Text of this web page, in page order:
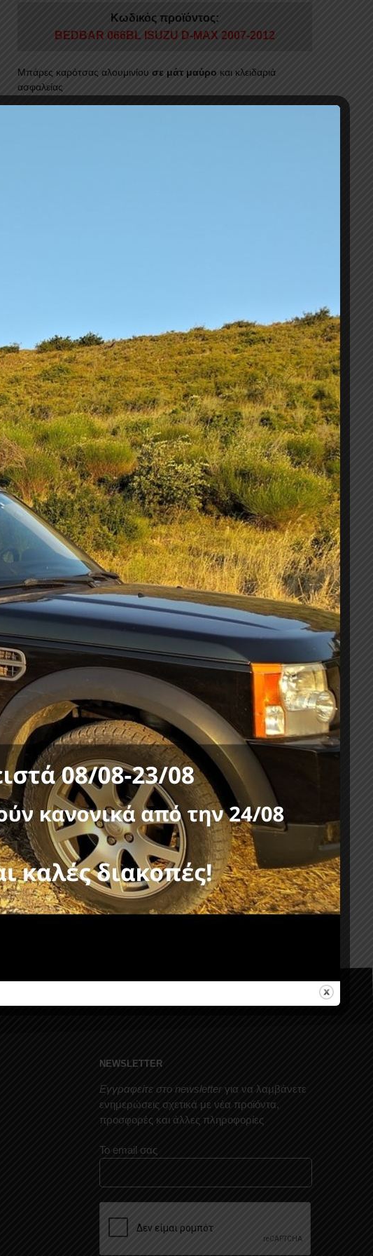
Κωδικός προϊόντος:
BEDBAR 066BL ISUZU D-MAX 2007-2012
Μπάρες καρότσας αλουμινίου σε μάτ μαύρο και κλειδαριά
ασφαλείας
BEDBAR
066BL
ISUZU
D-
MAX
2007-
2012
ποσότητα
Add to wishlist
ΚΑΡΟΤΣΑΣ,ISUZU
RB 450
NP300 2016+
-11%
FORMULA ROLL-BAR RB 450 ISUZU
D-MAX 2007+
725,40 644,80
χωρίς ΦΠΑ :520,00
NEWSLETTER
Εγγραφείτε στο newsletter για να λαμβάνετε
ενημερώσεις σχετικά με νέα προϊόντα,
προσφορές και άλλες πληροφορίες
Το email σας